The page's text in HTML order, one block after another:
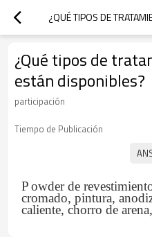
¿Qué tipos de
están disponibles?
participación
Tiempo de Publicación
Powder de
cromado, pintura,
caliente, chorro de